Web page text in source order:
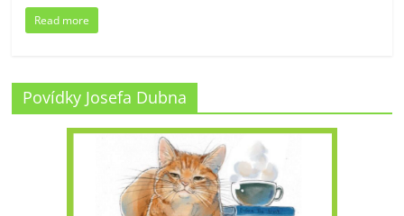
Read more
Povídky Josefa Dubna